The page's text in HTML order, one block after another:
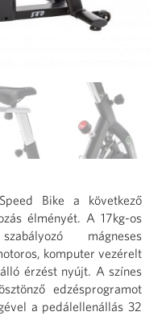
Bike a következő
élményét. A 17kg-os
mágneses
komputer vezérelt
érzést nyújt. A színes
edzésprogramot
a pedálellenállás 32